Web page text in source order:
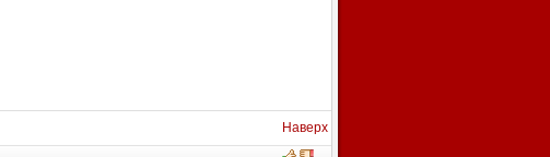
Наверх